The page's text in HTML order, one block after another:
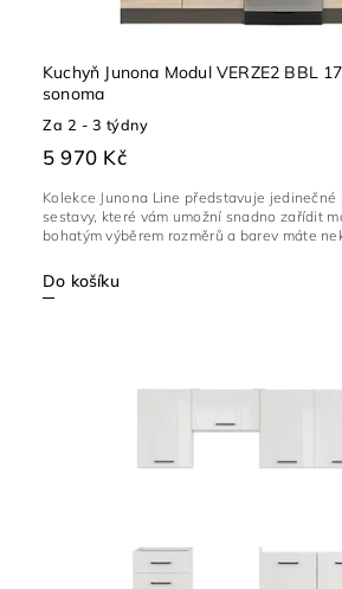
Kuchyň Junona Modul VERZE2 BBL
sonoma
Za 2 - 3 týdny
5 970 Kč
Do košíku
Kolekce Junona Line představuje jedinečné
sestavy, které vám umožní snadno zařídit
bohatým výběrem rozměrů a barev máte